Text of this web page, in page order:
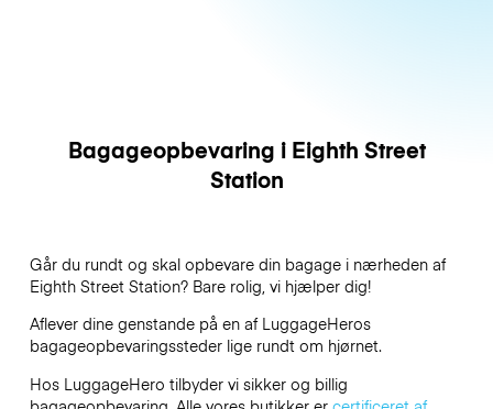
Bagageopbevaring i Eighth Street
Station
Går du rundt og skal opbevare din bagage i nærheden af
Eighth Street Station? Bare rolig, vi hjælper dig!
Aflever dine genstande på en af LuggageHeros
bagageopbevaringssteder lige rundt om hjørnet.
Hos LuggageHero tilbyder vi sikker og billig